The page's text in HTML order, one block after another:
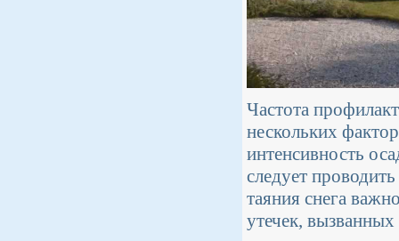
Частота
нескольких
интенсивность
следует
таяния снега
утечек,